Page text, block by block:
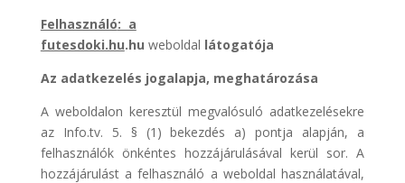
Felhasználó: a
futesdoki.hu.hu weboldal látogatója
Az adatkezelés jogalapja, meghatározása
A weboldalon keresztül megvalósuló adatkezelésekre
az Info.tv. 5. § (1) bekezdés a) pontja alapján, a
felhasználók önkéntes hozzájárulásával kerül sor. A
hozzájárulást a felhasználó a weboldal használatával,